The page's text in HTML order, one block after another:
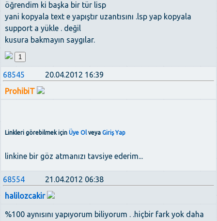
öğrendim ki başka bir tür lisp
yani kopyala text e yapıştır uzantısını .lsp yap kopyala
support a yükle . değil
kusura bakmayın saygılar.
1
68545
20.04.2012 16:39
ProhibiT
Linkleri görebilmek için Üye Olveya Giriş Yap
linkine bir göz atmanızı tavsiye ederim...
68554
21.04.2012 06:38
halilozcakir
%100 aynısını yapıyorum biliyorum . .hiçbir fark yok daha